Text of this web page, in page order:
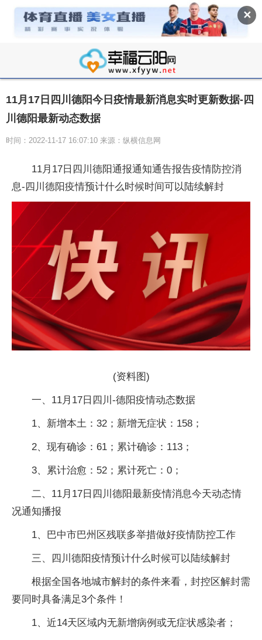
✕
11月17日四川德阳今日疫情最新消息实时更新数据-四
川德阳最新动态数据
时间：2022-11-17 16:07:10 来源：纵横信息网
11月17日四川德阳通报通知通告报告疫情防控消
息-四川德阳疫情预计什么时候时间可以陆续解封
(资料图)
一、11月17日四川-德阳疫情动态数据
1、新增本土：32；新增无症状：158；
2、现有确诊：61；累计确诊：113；
3、累计治愈：52；累计死亡：0；
二、11月17日四川德阳最新疫情消息今天动态情
况通知播报
1、巴中市巴州区残联多举措做好疫情防控工作
三、四川德阳疫情预计什么时候可以陆续解封
根据全国各地城市解封的条件来看，封控区解封需
要同时具备满足3个条件！
1、近14天区域内无新增病例或无症状感染者；